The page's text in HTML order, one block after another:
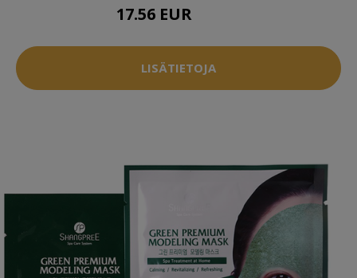
17.56 EUR
LISÄTIETOJA